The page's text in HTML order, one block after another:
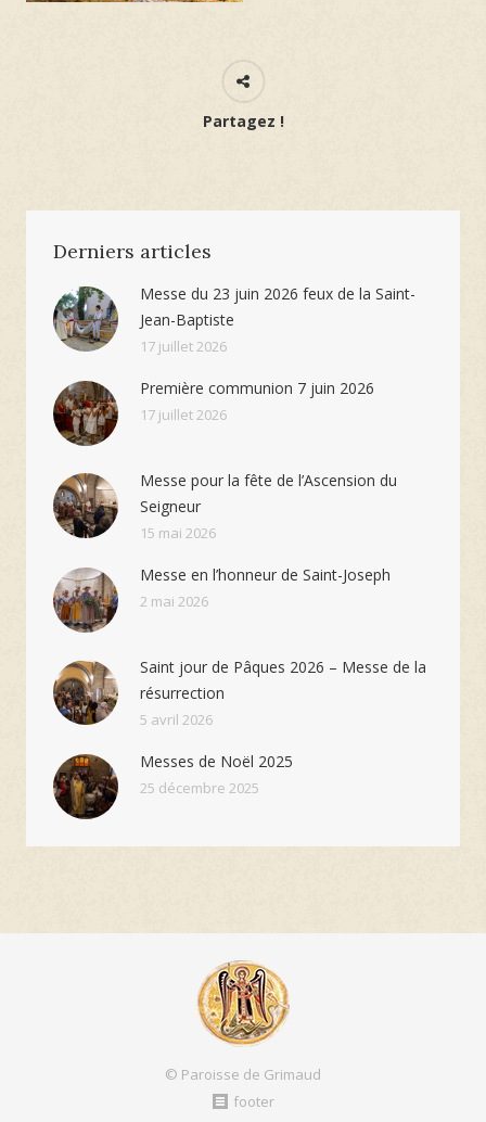
Partagez !
Derniers articles
Messe du 23 juin 2026 feux de la Saint-
Jean-Baptiste
17 juillet 2026
Première communion 7 juin 2026
17 juillet 2026
Messe pour la fête de l’Ascension du
Seigneur
15 mai 2026
Messe en l’honneur de Saint-Joseph
2 mai 2026
Saint jour de Pâques 2026 – Messe de la
résurrection
5 avril 2026
Messes de Noël 2025
25 décembre 2025
© Paroisse de Grimaud
footer